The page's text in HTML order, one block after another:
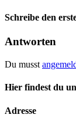
Schreibe den
Antworten
Du musst
Hier findest du
Adresse